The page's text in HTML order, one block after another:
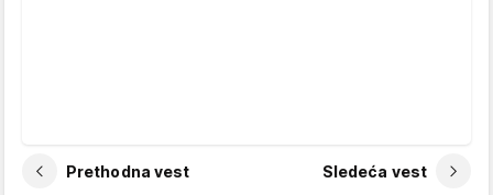
Prethodna vest Sledeća vest